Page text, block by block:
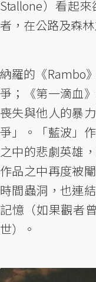
Stallone）看起
者，在公路及森
納羅的《Rambo
爭；《第一滴血
喪失與他人的暴
爭」。「藍波」
之中的悲劇英雄
作品之中再度被
時間蟲洞，也連
記憶（如果觀者
世）。